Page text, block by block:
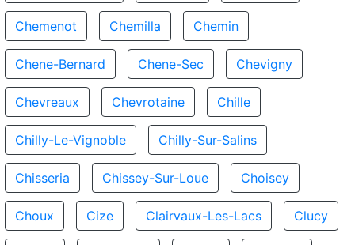
Chemenot Chemilla Chemin
Chene-Bernard Chene-Sec Chevigny
Chevreaux Chevrotaine Chille
Chilly-Le-Vignoble Chilly-Sur-Salins
Chisseria Chissey-Sur-Loue Choisey
Choux Cize Clairvaux-Les-Lacs Clucy